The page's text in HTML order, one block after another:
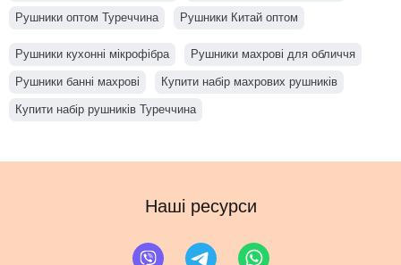
Рушники оптом Туреччина Рушники Китай оптом
Рушники кухонні мікрофібра Рушники махрові для обличчя
Рушники банні махрові Купити набір махрових рушників
Купити набір рушників Туреччина
Наші ресурси